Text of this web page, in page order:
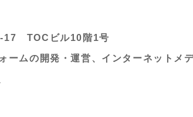
17 TOCビル10階1号
ームの開発・運営、インターネットメ